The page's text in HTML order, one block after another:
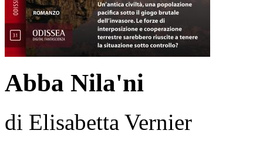
Abba Nila'ni
di Elisabetta Vernier